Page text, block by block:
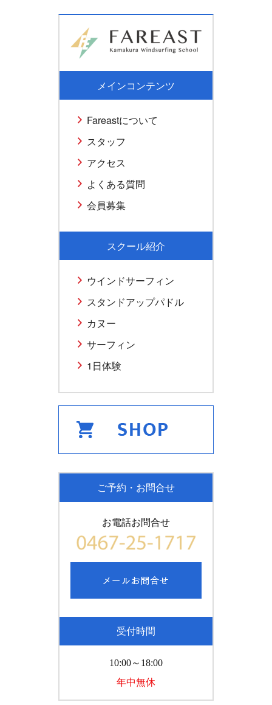
メインコンテンツ
Fareastについて
スタッフ
アクセス
よくある質問
会員募集
スクール紹介
ウインドサーフィン
スタンドアップパドル
カヌー
サーフィン
1日体験
ご予約・お問合せ
お電話お問合せ
受付時間
10:00～18:00
年中無休